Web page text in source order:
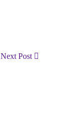
Next Post